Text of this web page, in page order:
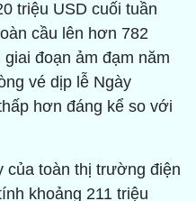
triệu USD cuối tuần
cầu lên hơn 782
đoạn ảm đạm năm
vé dịp lễ Ngày
hơn đáng kể so với
của toàn thị trường điện
khoảng 211 triệu